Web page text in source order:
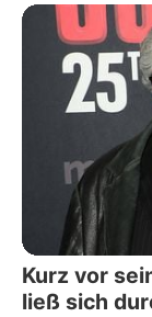
Kurz vor
ließ sich